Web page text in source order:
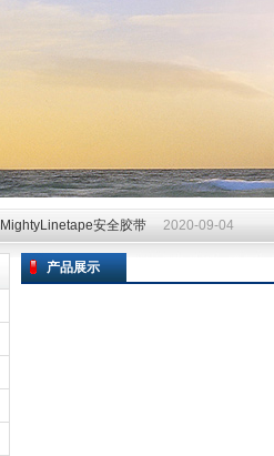
安全胶带 2020-09-04
安全胶带 2020-09-04
安全胶带
产品展示